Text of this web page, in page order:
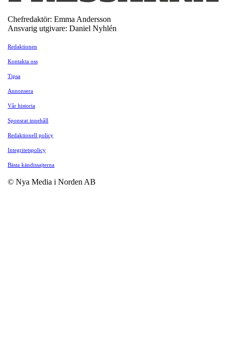
Chefredaktör: Emma Andersson
Ansvarig utgivare: Daniel Nyhlén
Redaktionen
Kontakta oss
Tipsa
Annonsera
Vår historia
Sponsrat innehåll
Redaktionell policy
Integritetspolicy
Bästa kändissajterna
© Nya Media i Norden AB